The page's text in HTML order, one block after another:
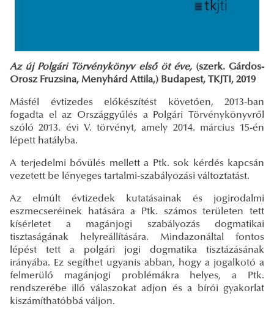
Az új Polgári Törvénykönyv első öt éve,(szerk. Gárdos-
Orosz Fruzsina, Menyhárd Attila,) Budapest, TKJTI, 2019
Másfél évtizedes előkészítést követően, 2013-ban
fogadta el az Országgyűlés a Polgári Törvénykönyvről
szóló 2013. évi V. törvényt, amely 2014. március 15-én
lépett hatályba.
A terjedelmi bővülés mellett a Ptk. sok kérdés kapcsán
vezetett be lényeges tartalmi-szabályozási változtatást.
Az elmúlt évtizedek kutatásainak és jogirodalmi
eszmecseréinek hatására a Ptk. számos területen tett
kísérletet a magánjogi szabályozás dogmatikai
tisztaságának helyreállítására. Mindazonáltal fontos
lépést tett a polgári jogi dogmatika tisztázásának
irányába. Ez segíthet ugyanis abban, hogy a jogalkotó a
felmerülő magánjogi problémákra helyes, a Ptk.
rendszerébe illő válaszokat adjon és a bírói gyakorlat
kiszámíthatóbbá váljon.